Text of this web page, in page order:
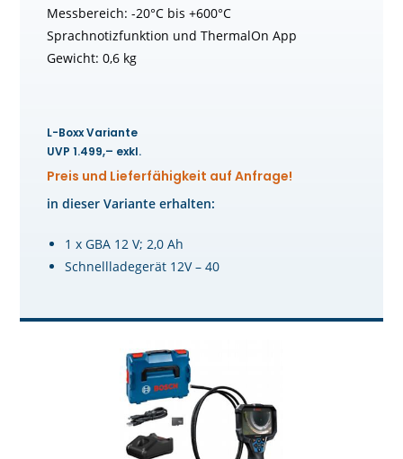
Messbereich: -20°C bis +600°C
Sprachnotizfunktion und ThermalOn App
Gewicht: 0,6 kg
L-Boxx Variante
UVP 1.499,– exkl.
Preis und Lieferfähigkeit auf Anfrage!
in dieser Variante erhalten:
1 x GBA 12 V; 2,0 Ah
Schnellladegerät 12V – 40